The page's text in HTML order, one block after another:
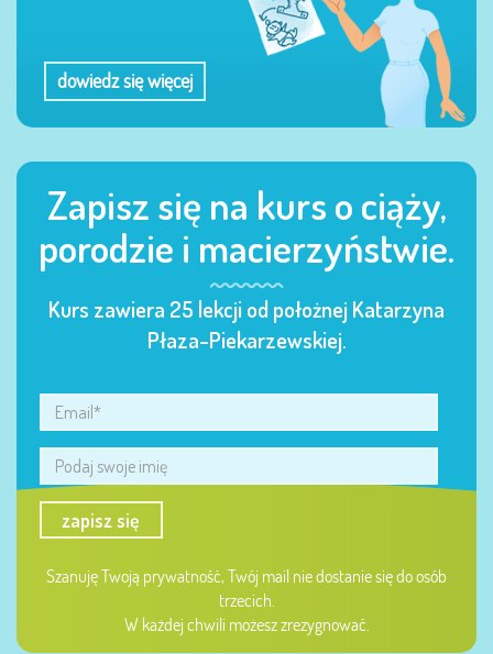
dowiedz się więcej
Zapisz się na kurs o ciąży,
porodzie i macierzyństwie.
Kurs zawiera 25 lekcji od położnej Katarzyna
Płaza-Piekarzewskiej.
zapisz się
Szanuję Twoją prywatność, Twój mail nie dostanie się do osób
trzecich.
W każdej chwili możesz zrezygnować.